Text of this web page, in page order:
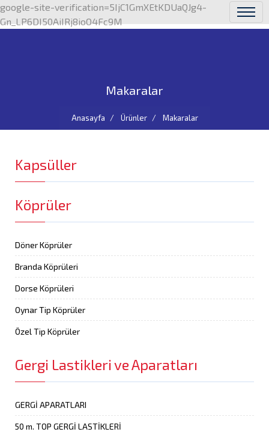
google-site-verification=5IjC1GmXEtKDUaQJg4-
Gn_LP6DI50AiIRj8ioO4Fc9M
Makaralar
Anasayfa Ürünler Makaralar
Kapsüller
Köprüler
Döner Köprüler
Branda Köprüleri
Dorse Köprüleri
Oynar Tip Köprüler
Özel Tip Köprüler
Gergi Lastikleri ve Aparatları
GERGİ APARATLARI
50 m. TOP GERGİ LASTİKLERİ